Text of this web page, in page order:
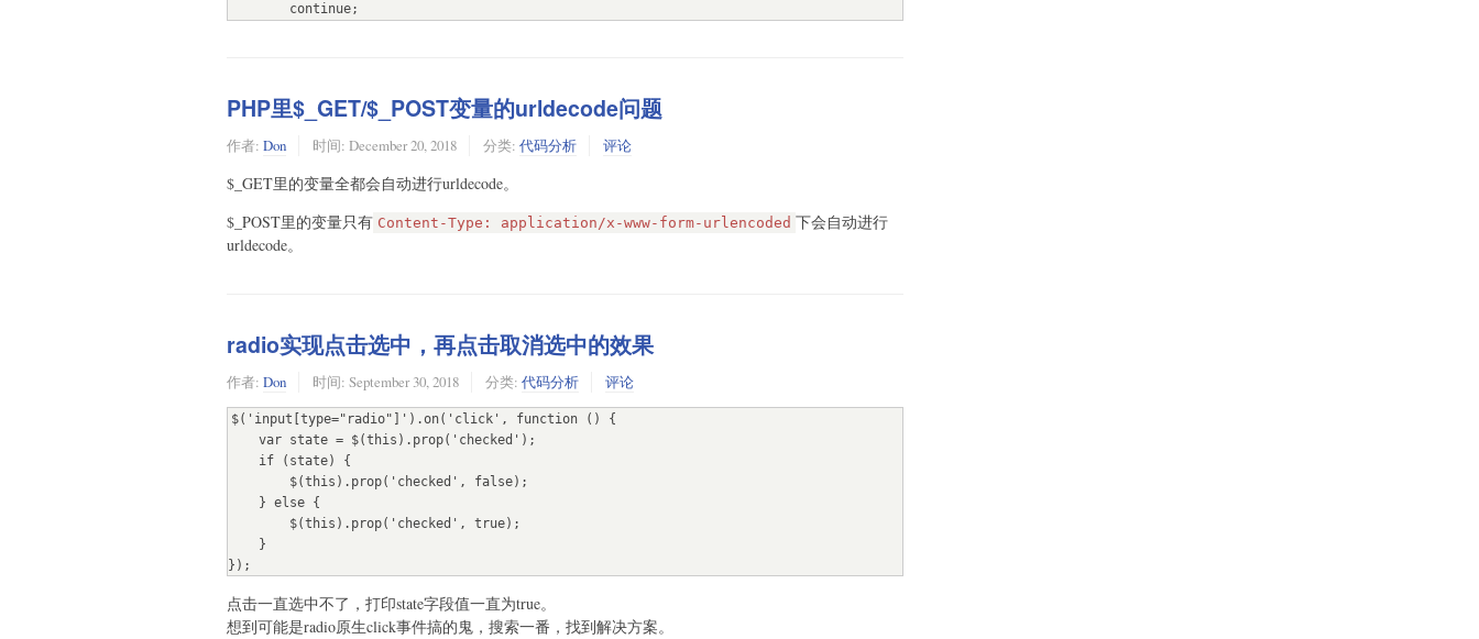
    }
    foreach ($dataList as $data) {
        // do something
    }
PHP里$_GET/$_POST变量的urldecode问题
作者: Don 时间: December 20, 2018 分类: 代码分析 评论
$_GET里的变量全都会自动进行urldecode。
$_POST里的变量只有 Content-Type: application/x-www-form-urlencoded 下会自动进行
urldecode。
radio实现点击选中，再点击取消选中的效果
作者: Don 时间: September 30, 2018 分类: 代码分析 评论
$('input[type="radio"]').on('click', function () {
});
点击一直选中不了，打印state字段值一直为true。
想到可能是radio原生click事件搞的鬼，搜索一番，找到解决方案。